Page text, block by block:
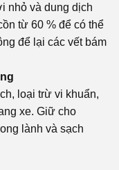
nhỏ và dung dịch
từ 60 % để có thể
để lại các vết bám
loại trừ vi khuẩn,
xe. Giữ cho
lành và sạch